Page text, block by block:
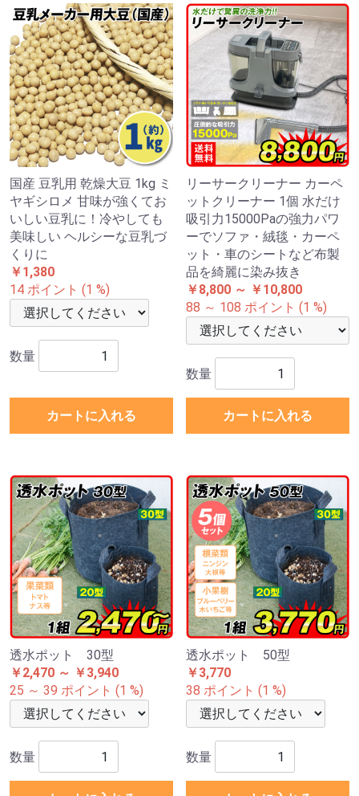
国産 豆乳用 乾燥大豆 1kg ミ
ヤギシロメ 甘味が強くてお
いしい豆乳に！冷やしても
美味しい ヘルシーな豆乳づ
くりに
￥1,380
14 ポイント (1 %)
数量
カートに入れる
リーサークリーナー カーペ
ットクリーナー 1個 水だけ
吸引力15000Paの強力パワ
ーでソファ・絨毯・カーペ
ット・車のシートなど布製
品を綺麗に染み抜き
￥8,800 ～ ￥10,800
88 ～ 108 ポイント (1 %)
数量
カートに入れる
透水ポット 30型
￥2,470 ～ ￥3,940
25 ～ 39 ポイント (1 %)
数量
透水ポット 50型
￥3,770
38 ポイント (1 %)
数量